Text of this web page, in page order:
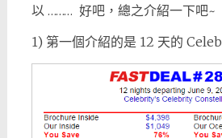
以 ……… 好吧，總之介紹一下吧~
1) 第一個介紹的是 12 天的